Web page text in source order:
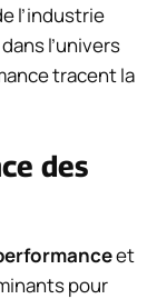
l’industrie
l’univers
tracent la
des
et
pour